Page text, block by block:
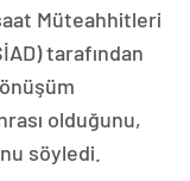
Müteahhitleri
tarafından
olduğunu,
söyledi.